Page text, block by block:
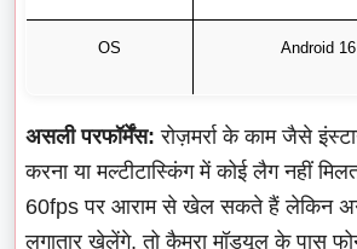
OS Android
असली परफॉर्मेंस: रोज़मर्रा के काम जैसे
करना या मल्टीटास्किंग में कोई लैग नहीं
60fps पर आराम से खेल सकते हैं लेकिन
लगातार खेलेंगे, तो कैमरा मॉड्यूल के पास